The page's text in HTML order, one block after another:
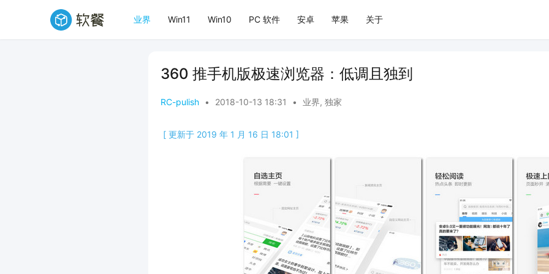
业界 Win11 Win10 PC 软件 安卓 苹果 关于
360 推手机版极速浏览器：低调且独到
RC-pulish • 2018-10-13 18:31 • 业界, 独家
[ 更新于 2019 年 1 月 16 日 18:01 ]